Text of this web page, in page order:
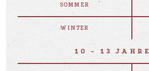
SOMMER
WINTER
10 - 13 JAHRE